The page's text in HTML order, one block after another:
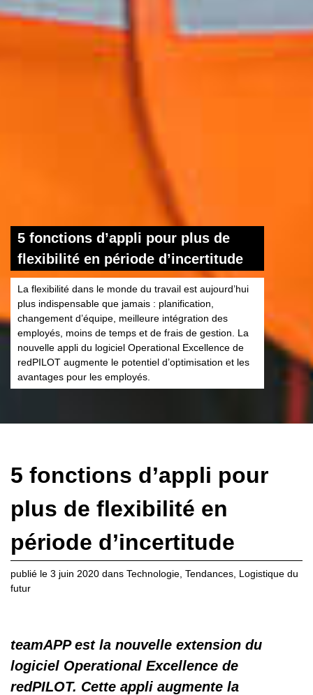
5 fonctions d’appli pour plus de
flexibilité en période d’incertitude
La flexibilité dans le monde du travail est aujourd’hui
plus indispensable que jamais : planification,
changement d’équipe, meilleure intégration des
employés, moins de temps et de frais de gestion. La
nouvelle appli du logiciel Operational Excellence de
redPILOT augmente le potentiel d’optimisation et les
avantages pour les employés.
5 fonctions d’appli pour
plus de flexibilité en
période d’incertitude
publié le 3 juin 2020 dans Technologie Tendances Logistique du
futur
teamAPP est la nouvelle extension du
logiciel Operational Excellence de
redPILOT. Cette appli augmente la